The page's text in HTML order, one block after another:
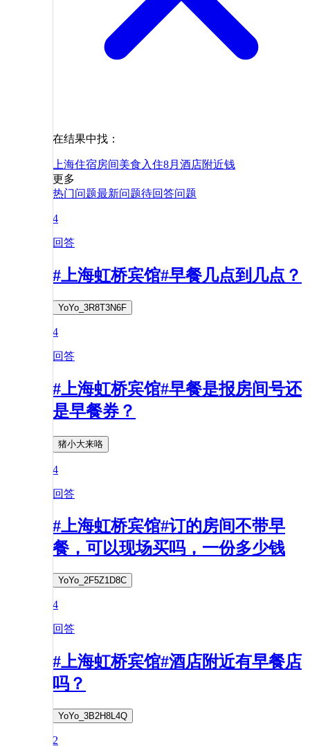
在结果中找：
上海住宿房间美食 入住8月 酒店附近钱
更多
热门问题最新问题待回答问题
4
回答
#上海虹桥宾馆#早餐几点到几点？
YoYo_3R8T3N6F
4
回答
#上海虹桥宾馆#早餐是报房间号还
是早餐券？
猪小大来咯
4
回答
#上海虹桥宾馆#订的房间不带早
餐，可以现场买吗，一份多少钱
YoYo_2F5Z1D8C
4
回答
#上海虹桥宾馆#酒店附近有早餐店
吗？
YoYo_3B2H8L4Q
2